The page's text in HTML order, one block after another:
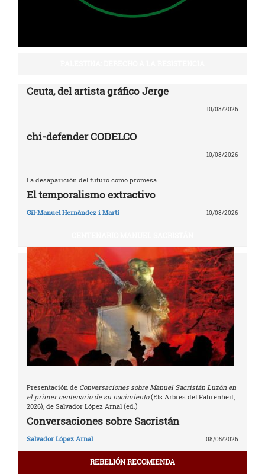
Ceuta, del artista gráfico Jerge
10/08/2026
chi-defender CODELCO
10/08/2026
La desaparición del futuro como promesa
El temporalismo extractivo
Gil-Manuel Hernàndez i Martí 10/08/2026
Presentación de Conversaciones sobre Manuel Sacristán Luzón en
el primer centenario de su nacimiento(Els Arbres del Fahrenheit,
2026), de Salvador López Arnal (ed.)
Conversaciones sobre Sacristán
Salvador López Arnal 08/05/2026
REBELIÓN RECOMIENDA